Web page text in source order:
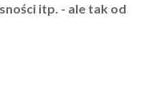
itp. - ale tak od